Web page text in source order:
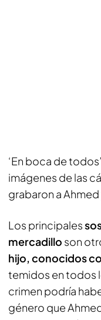
‘En boca de
imágenes de las
grabaron a
Los principales
mercadillo son
hijo, conocidos
temidos en todos
crimen podría
género que